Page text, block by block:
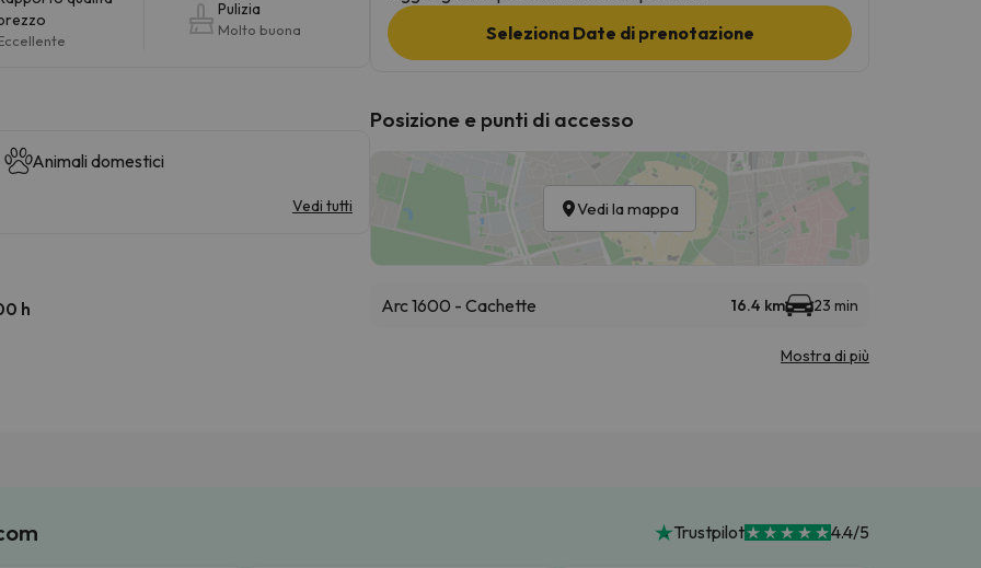
Pulizia
Molto buona
Animali domestici
Vedi tutti
h
Seleziona Date di prenotazione
Posizione e punti di accesso
Vedi la mappa
Arc 1600 - Cachette 16.4 km 23 min
Mostra di più
Trustpilot 4.4/5